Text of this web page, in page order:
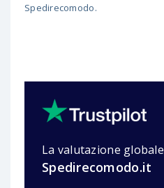
Spedirecomodo.
La valutazione
Spedirecomodo.it